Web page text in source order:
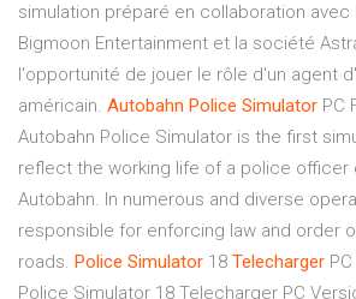
simulation préparé en collaboration avec
Bigmoon Entertainment et la société
l'opportunité de jouer le rôle d'un agent
américain. Autobahn Police Simulator PC
Autobahn Police Simulator is the first
reflect the working life of a police officer
Autobahn. In numerous and diverse
responsible for enforcing law and order
roads. Police Simulator 18 Telecharger
Police Simulator 18 Telecharger PC